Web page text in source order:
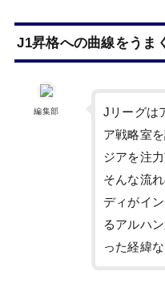
J1昇格への曲線をうま
編集部
Jリーグは
ア戦略室
ジアを注
そんな流
ディがイ
るアルハ
った経緯